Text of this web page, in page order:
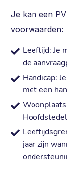
Je kan een
voorwaarden:
Leeftijd: Je
de
Handicap:
met een
jaar zijn